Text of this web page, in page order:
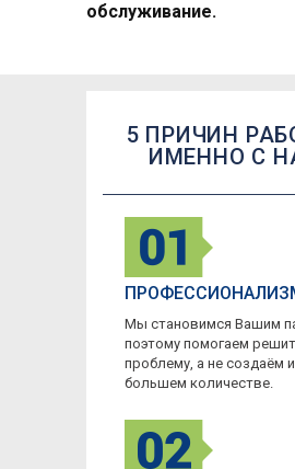
обслуживание.
5 ПРИЧИН
ИМЕННО С
Мы становимся Вашим
поэтому помогаем
проблему, а не создаём
большем количестве.